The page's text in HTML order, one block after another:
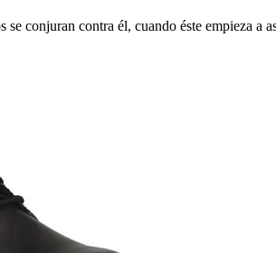
conjuran contra él, cuando éste empieza